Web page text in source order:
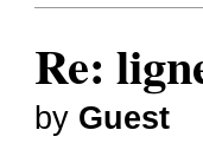
Re:
by Guest